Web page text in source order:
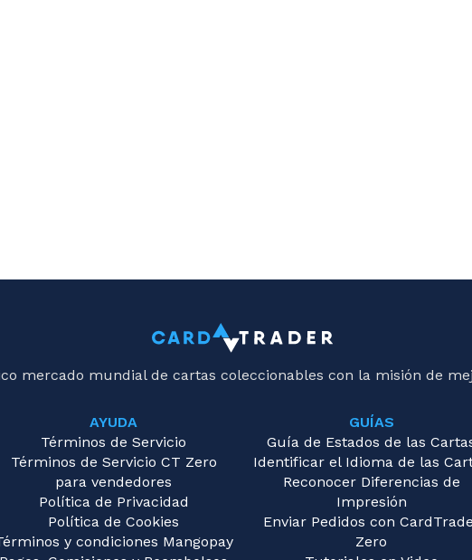
mercado mundial de cartas coleccionables con la misión de
AYUDA
Términos de Servicio
Términos de Servicio CT Zero
para vendedores
Política de Privacidad
Política de Cookies
y condiciones Mangopay
GUÍAS
Guía de Estados de las
Identificar el Idioma de las
Reconocer Diferencias de
Impresión
Enviar Pedidos con
Zero